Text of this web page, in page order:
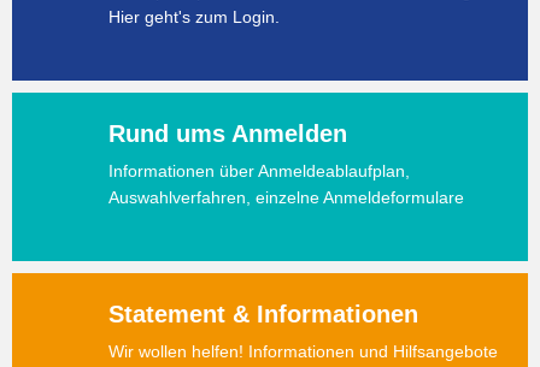
Hier geht's zum Login.
Rund ums Anmelden
Informationen über Anmeldeablaufplan,
Auswahlverfahren, einzelne Anmeldeformulare
Statement & Informationen
Wir wollen helfen! Informationen und Hilfsangebote